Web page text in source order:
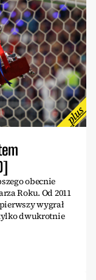
obecnie
Roku. Od 2011
wygrał
dwukrotnie